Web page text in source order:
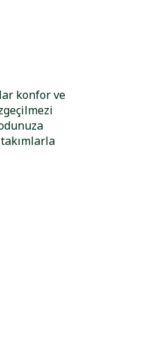
konfor ve